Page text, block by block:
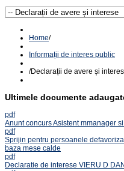
Home/
Informații de interes public
/Declarații de avere și
Ultimele documente
pdf
Anunt concurs Asistent mmanager
pdf
Sprijin pentru persoanele
baza mese calde
pdf
Declaratie de interese VIERU D